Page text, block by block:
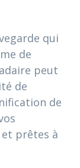
qui
de
peut
de
de
prêtes à